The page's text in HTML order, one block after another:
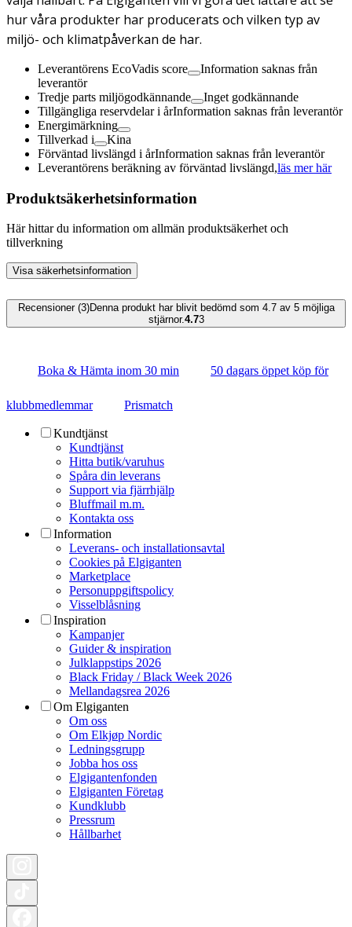
hur våra produkter har producerats och vilken typ av
miljö- och klimatpåverkan de har.
Leverantörens EcoVadis score
Information saknas från
leverantör
Tredje parts miljögodkännande
Inget godkännande
Tillgängliga reservdelar i årInformation saknas från leverantör
Energimärkning
Tillverkad i
Kina
Förväntad livslängd i årInformation saknas från leverantör
Leverantörens beräkning av förväntad livslängd,läs mer här
Produktsäkerhetsinformation
Här hittar du information om allmän produktsäkerhet och
tillverkning
Visa säkerhetsinformation
Recensioner (3)Denna produkt har blivit bedömd som 4.7 av 5 möjliga
stjärnor.4.73
Boka & Hämta inom 30 min 50 dagars öppet köp för
klubbmedlemmar Prismatch
Kundtjänst
Kundtjänst
Hitta butik/varuhus
Spåra din leverans
Support via fjärrhjälp
Bluffmail m.m.
Kontakta oss
Information
Leverans- och installationsavtal
Cookies på Elgiganten
Marketplace
Personuppgiftspolicy
Visselblåsning
Inspiration
Kampanjer
Guider & inspiration
Julklappstips 2026
Black Friday / Black Week 2026
Mellandagsrea 2026
Om Elgiganten
Om oss
Om Elkjøp Nordic
Ledningsgrupp
Jobba hos oss
Elgigantenfonden
Elgiganten Företag
Kundklubb
Pressrum
Hållbarhet